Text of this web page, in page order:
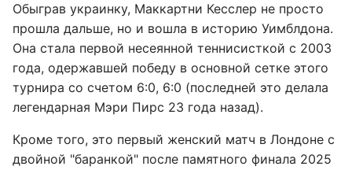
Обыграв украинку, Маккартни Кесслер не просто
прошла дальше, но и вошла в историю Уимблдона.
Она стала первой несеянной теннисисткой с 2003
года, одержавшей победу в основной сетке этого
турнира со счетом 6:0, 6:0 (последней это делала
легендарная Мэри Пирс 23 года назад).
Кроме того, это первый женский матч в Лондоне с
двойной "баранкой" после памятного финала 2025